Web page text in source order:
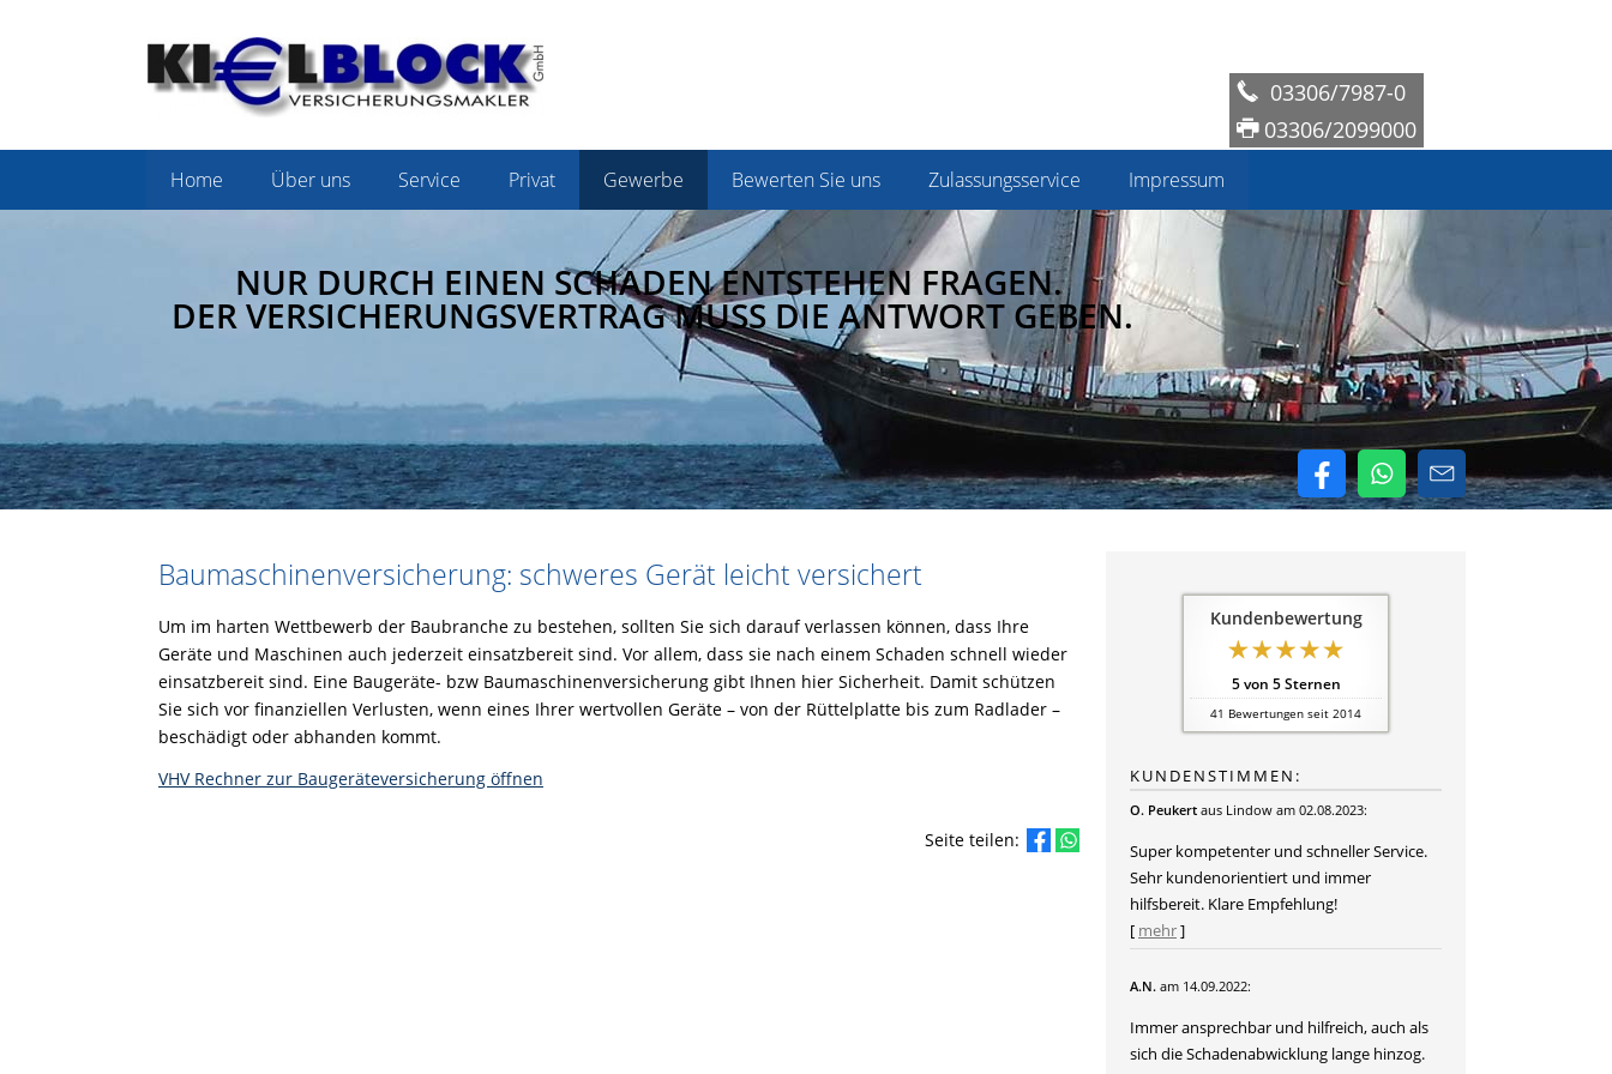
NUR DURCH EINEN SCHADEN ENTSTEHEN FRAGEN.
DER VERSICHERUNGSVERTRAG MUSS DIE ANTWORT GEBEN.
03306/7987-0
03306/2099000
Home Über uns Service Privat Gewerbe Bewerten Sie uns Zulassungsservice Impressum
Kundenbewertung
5von 5Sternen
41 Bewertungen seit 2014
KUNDENSTIMMEN:
O. Peukert aus Lindow am 02.08.2023:
Super kompetenter und schneller Service.
Sehr kundenorientiert und immer
hilfsbereit. Klare Empfehlung!
[ mehr]
A.N. am 14.09.2022:
Immer ansprechbar und hilfreich, auch als
sich die Schadenabwicklung lange hinzog.
Bau­maschinenver­si­che­rung: schweres Gerät leicht versichert
Um im harten Wettbewerb der Baubranche zu bestehen, sollten Sie sich darauf verlassen können, dass Ihre
Geräte und Maschinen auch jederzeit einsatzbereit sind. Vor allem, dass sie nach einem Schaden schnell wieder
einsatzbereit sind. Eine Baugeräte- bzw Baumaschinenversicherung gibt Ihnen hier Sicherheit. Damit schützen
Sie sich vor finanziellen Verlusten, wenn eines Ihrer wertvollen Geräte – von der Rüttelplatte bis zum Radlader –
beschädigt oder abhanden kommt.
VHV Rechner zur Baugeräteversicherung öffnen
Seite teilen: